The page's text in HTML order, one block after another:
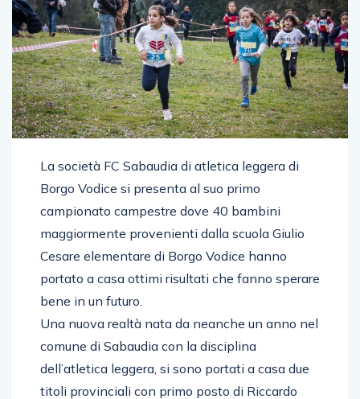
La società FC Sabaudia di atletica leggera di
Borgo Vodice si presenta al suo primo
campionato campestre dove 40 bambini
maggiormente provenienti dalla scuola Giulio
Cesare elementare di Borgo Vodice hanno
portato a casa ottimi risultati che fanno sperare
bene in un futuro.
Una nuova realtà nata da neanche un anno nel
comune di Sabaudia con la disciplina
dell’atletica leggera, si sono portati a casa due